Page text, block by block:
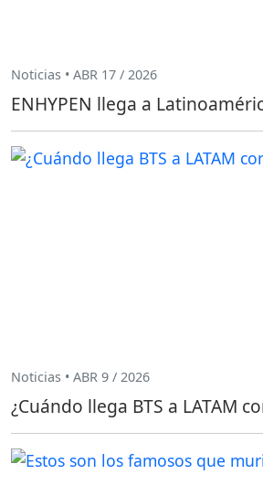
Noticias • ABR 17 / 2026
ENHYPEN llega a
Noticias • ABR 9 / 2026
¿Cuándo llega BTS a LATAM